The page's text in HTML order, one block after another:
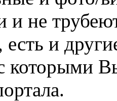
и не
есть и
которыми